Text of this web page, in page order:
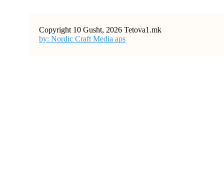
Copyright 10 Gusht, 2026 Tetova1.mk
by: Nordic Craft Media aps